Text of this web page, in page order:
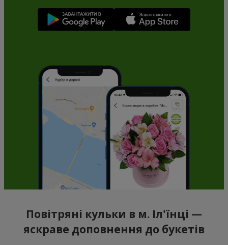
Повітряні кульки в м. Іл'їнці —
яскраве доповнення до букетів